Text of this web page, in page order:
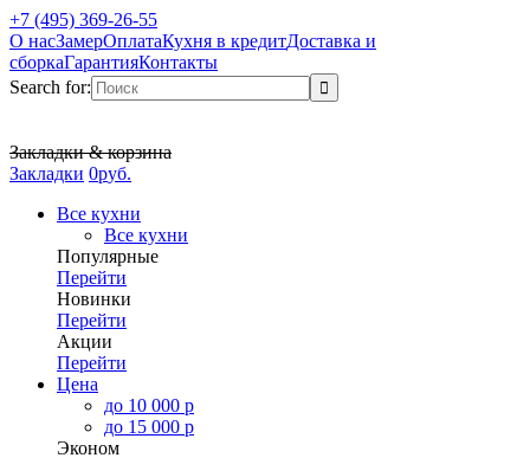
+7 (495) 369-26-55
О насЗамерОплатаКухня в кредитДоставка и
сборкаГарантияКонтакты
Search for:
Закладки & корзина
Закладки 0руб.
Все кухни
Все кухни
Популярные
Перейти
Новинки
Перейти
Акции
Перейти
Цена
до 10 000 р
до 15 000 р
Эконом